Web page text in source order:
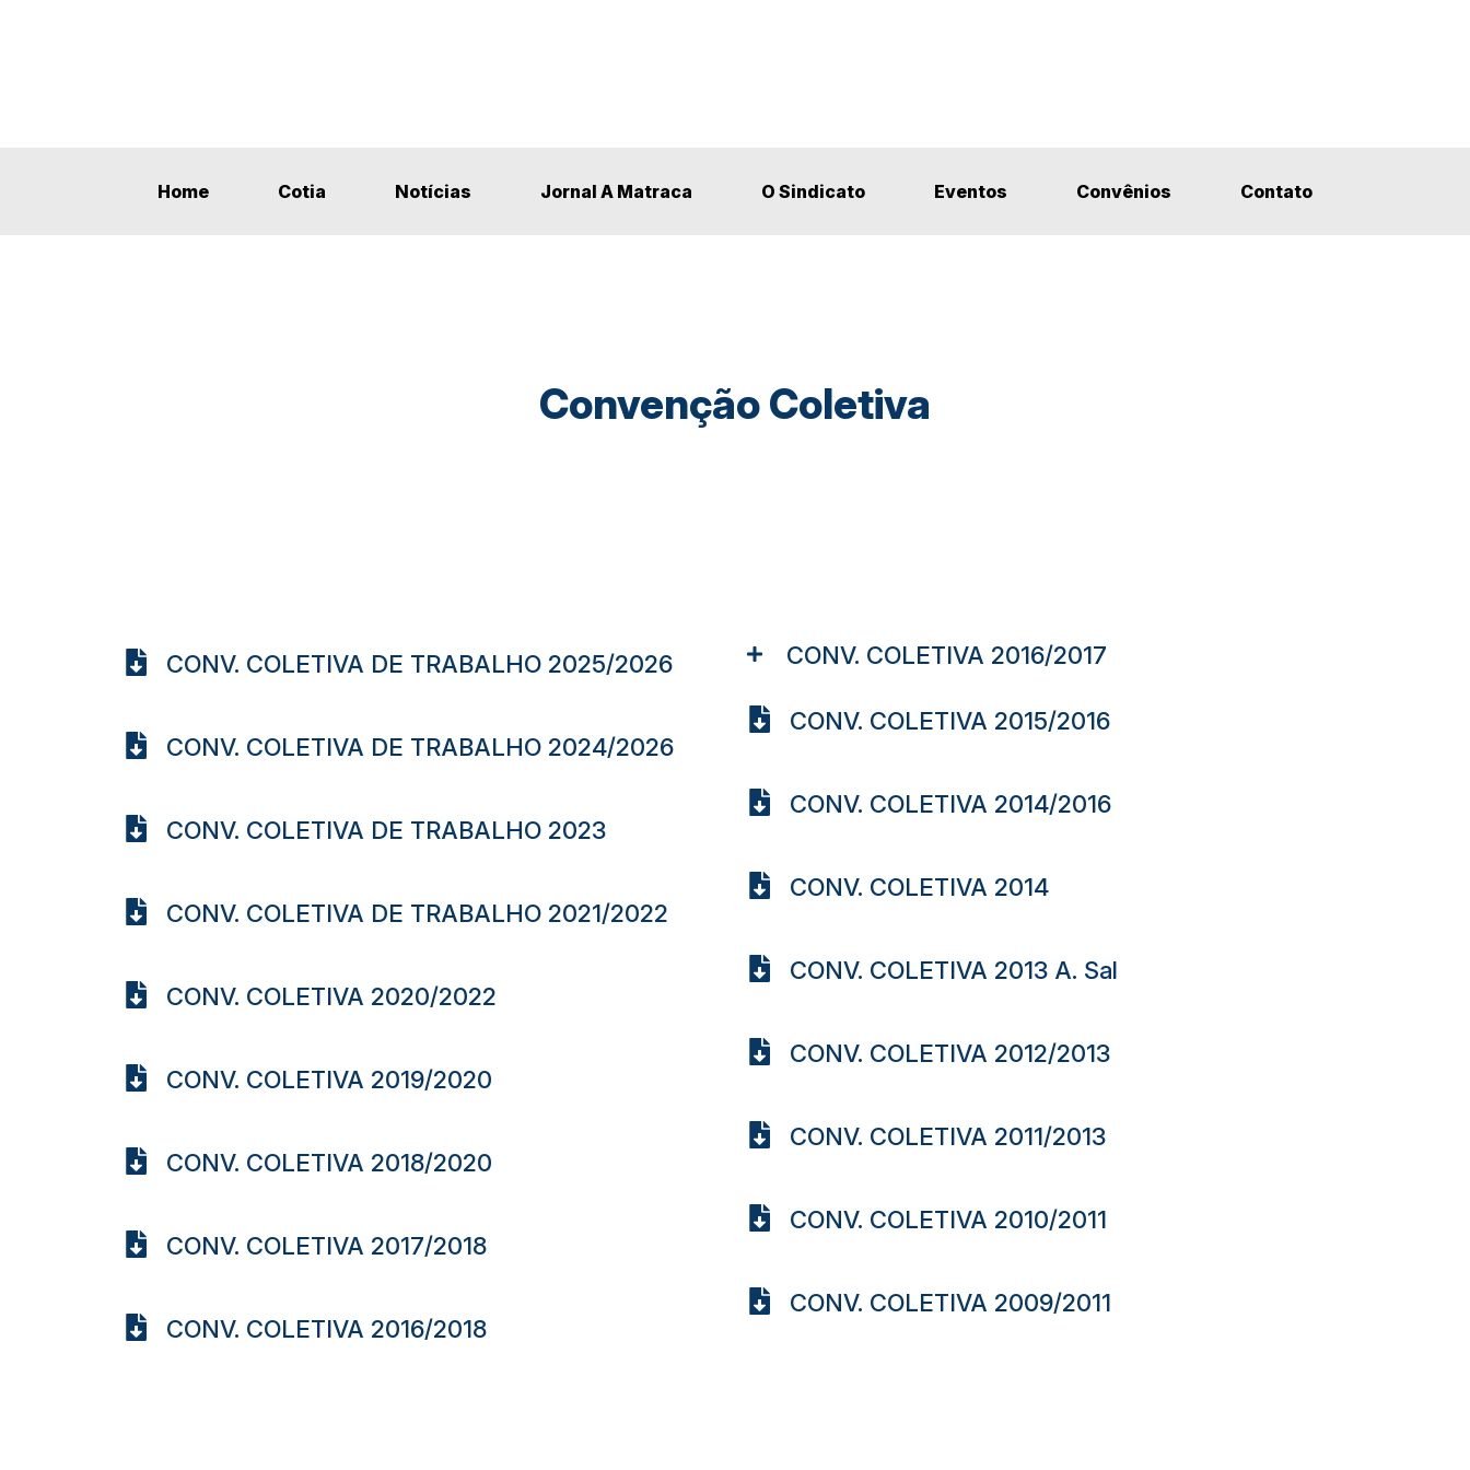
Home Cotia Notícias Jornal A Matraca O Sindicato Eventos Convênios Contato
Convenção Coletiva
CONV. COLETIVA DE TRABALHO 2025/2026
CONV. COLETIVA DE TRABALHO 2024/2026
CONV. COLETIVA DE TRABALHO 2023
CONV. COLETIVA DE TRABALHO 2021/2022
CONV. COLETIVA 2020/2022
CONV. COLETIVA 2019/2020
CONV. COLETIVA 2018/2020
CONV. COLETIVA 2017/2018
CONV. COLETIVA 2016/2018
CONV. COLETIVA 2016/2017
CONV. COLETIVA 2015/2016
CONV. COLETIVA 2014/2016
CONV. COLETIVA 2014
CONV. COLETIVA 2013 A. Sal
CONV. COLETIVA 2012/2013
CONV. COLETIVA 2011/2013
CONV. COLETIVA 2010/2011
CONV. COLETIVA 2009/2011